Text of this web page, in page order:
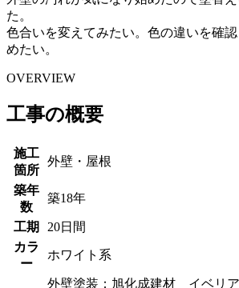
た。
色合いを変えてみたい。色の違いを確
めたい。
OVERVIEW
工事の概要
施工
箇所
外壁・屋根
築年
数
築18年
工期
20日間
カラ
ー
ホワイト系
外壁塗装：旭化成建材 イベリア